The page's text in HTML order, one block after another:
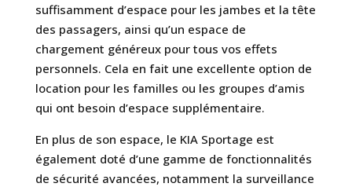
suffisamment d’espace pour les jambes et la tête
des passagers, ainsi qu’un espace de
chargement généreux pour tous vos effets
personnels. Cela en fait une excellente option de
location pour les familles ou les groupes d’amis
qui ont besoin d’espace supplémentaire.
En plus de son espace, le KIA Sportage est
également doté d’une gamme de fonctionnalités
de sécurité avancées, notamment la surveillance